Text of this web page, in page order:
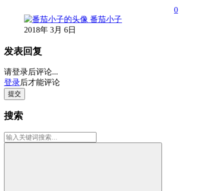
0
番茄小子
2018年 3月 6日
发表回复
请登录后评论...
登录后才能评论
提交
搜索